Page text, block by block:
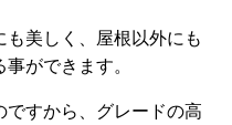
も美しく、屋根以外にも
ができます。
すから、グレードの高